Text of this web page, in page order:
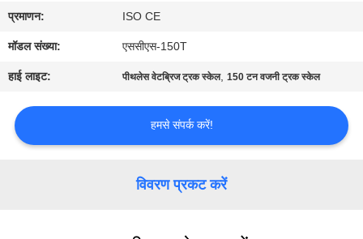
संपर्क
करें
एक
प्रमाणन: ISO CE
मॉडल संख्या: एससीएस-150T
हाई लाइट: पीथलेस वेटब्रिज ट्रक स्केल,150 टन वजनी ट्रक स्केल
हमसे संपर्क करें!
विवरण प्रकट करें